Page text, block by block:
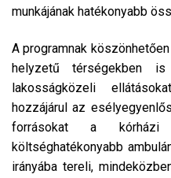
munkájának hatékonyabb
A programnak
helyzetű térségekben
lakosságközeli
hozzájárul az
forrásokat a
költséghatékonyabb
irányába tereli,